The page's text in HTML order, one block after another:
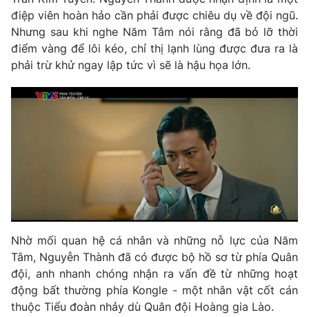
Thị trường
Tư vấn
Lịch phát sóng
Chuyên mục khác
Emagazine Podcast
Infographic
Shorts video
VTV Money VTV Thể thao
VTV Sức khoẻ Bất động sản
Thị trường 24h Tấm lòng Việt
điệp viên hoàn hảo cần phải được chiêu dụ về đội ngũ.
Nhưng sau khi nghe Năm Tâm nói rằng đã bỏ lỡ thời
điểm vàng để lôi kéo, chỉ thị lạnh lùng được đưa ra là
phải trừ khử ngay lập tức vì sẽ là hậu họa lớn.
Nhờ mối quan hệ cá nhân và những nỗ lực của Năm
Tâm, Nguyễn Thành đã có được bộ hồ sơ từ phía Quân
đội, anh nhanh chóng nhận ra vấn đề từ những hoạt
động bất thường phía Kongle - một nhân vật cốt cán
thuộc Tiểu đoàn nhảy dù Quân đội Hoàng gia Lào.